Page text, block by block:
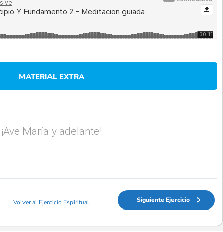
MATERIAL EXTRA
¡Ave María y adelante!
Volver al Ejercicio Espiritual Siguiente Ejercicio